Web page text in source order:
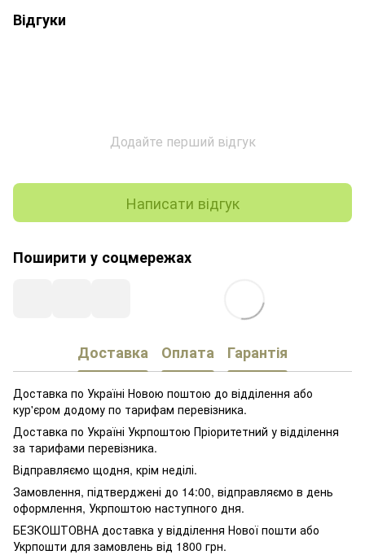
Відгуки
Додайте перший відгук
Написати відгук
Поширити у соцмережах
Доставка Оплата Гарантія
Доставка по Україні Новою поштою до відділення або
кур'єром додому по тарифам перевізника.
Доставка по Україні Укрпоштою Пріоритетний у відділення
за тарифами перевізника.
Відправляємо щодня, крім неділі.
Замовлення, підтверджені до 14:00, відправляємо в день
оформлення, Укрпоштою наступного дня.
БЕЗКОШТОВНА доставка у відділення Нової пошти або
Укрпошти для замовлень від 1800 грн.